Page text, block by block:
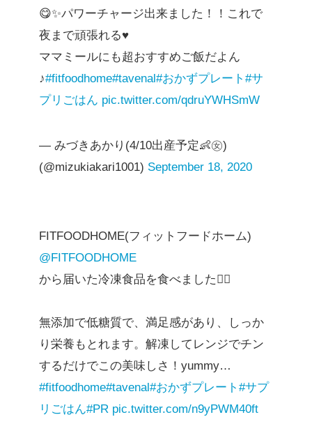
😋✨パワーチャージ出来ました！！これで
夜まで頑張れる♥️
ママミールにも超おすすめご飯だよん
♪#fitfoodhome#tavenal#おかずプレート #サ
プリごはん pic.twitter.com/qdruYWHSmW
— みづきあかり(4/10出産予定👶㊛)
(@mizukiakari1001) September 18, 2020
FITFOODHOME(フィットフードホーム)
@FITFOODHOME
から届いた冷凍食品を食べました✌🏽
無添加で低糖質で、満足感があり、しっか
り栄養もとれます。解凍してレンジでチン
するだけでこの美味しさ！yummy…
#fitfoodhome#tavenal#おかずプレート #サプ
リごはん#PR pic.twitter.com/n9yPWM40ft